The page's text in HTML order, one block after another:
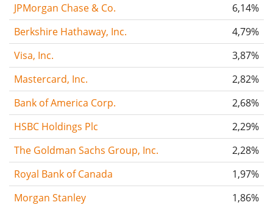
JPMorgan Chase & Co.
6,14%
Berkshire Hathaway, Inc.
4,79%
Visa, Inc.
3,87%
Mastercard, Inc.
2,82%
Bank of America Corp.
2,68%
HSBC Holdings Plc
2,29%
The Goldman Sachs Group, Inc.
2,28%
Royal Bank of Canada
1,97%
Morgan Stanley
1,86%